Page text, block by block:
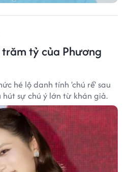
tỷ của Phương
hé lộ danh tính 'chú rể' sau
sự chú ý lớn từ khán giả.